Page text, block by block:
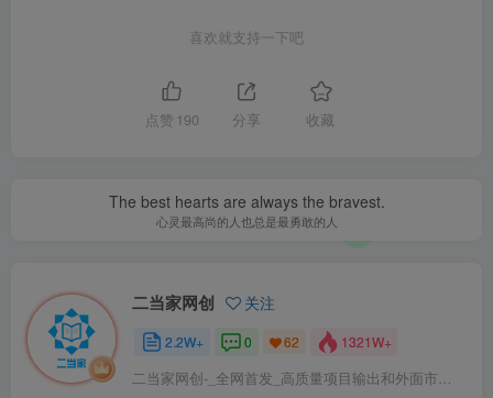
喜欢就支持一下吧
点赞 190 分享 收藏
The best hearts are always the bravest.
心灵最高尚的人也总是最勇敢的人
二当家网创 关注
2.2W+ 0 62 1321W+